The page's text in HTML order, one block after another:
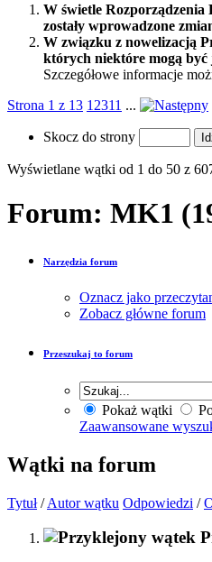
W świetle
zostały wprowadzone
W związku z nowelizacją
których niektóre mogą
Szczegółowe informacje
Strona 1 z 13 1 2311 ...
Skocz do strony
Wyświetlane wątki od 1 do 50 z
Forum: MK1
Narzędzia forum
Oznacz jako
Zobacz główne forum
Przeszukaj to forum
Pokaż wątki
Zaawansowane
Wątki na forum
Tytuł/Autor wątku Odpowiedzi /